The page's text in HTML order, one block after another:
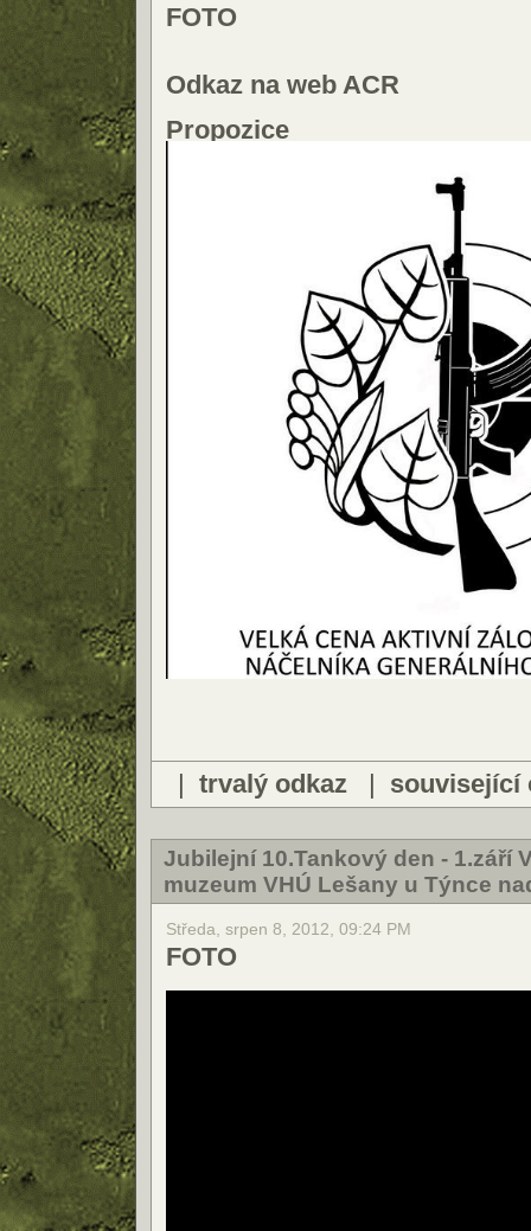
FOTO
Odkaz na web ACR
Propozice
| trvalý odkaz | související
Jubilejní 10.Tankový den - 1.září
muzeum VHÚ Lešany u Týnce
Středa, srpen 8, 2012, 09:24 PM
FOTO